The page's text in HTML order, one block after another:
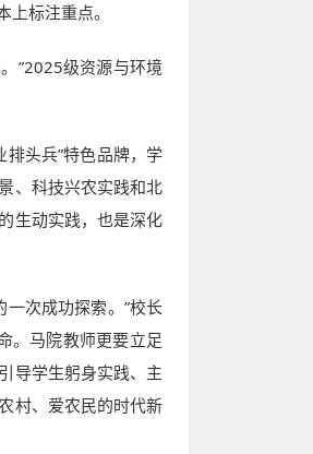
标注重点。
”2025级资源与环境
头兵”特色品牌，学
、科技兴农实践和北
生动实践，也是深化
次成功探索。”校长
。马院教师更要立足
导学生躬身实践、主
村、爱农民的时代新